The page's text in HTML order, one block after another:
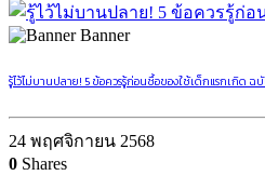
Banner
รู้ไว้ไม่บานปลาย! 5 ข้อควรรู้ก่อนซื้อของใช้เด็กแรกเกิด
24 พฤศจิกายน 2568
0 Shares